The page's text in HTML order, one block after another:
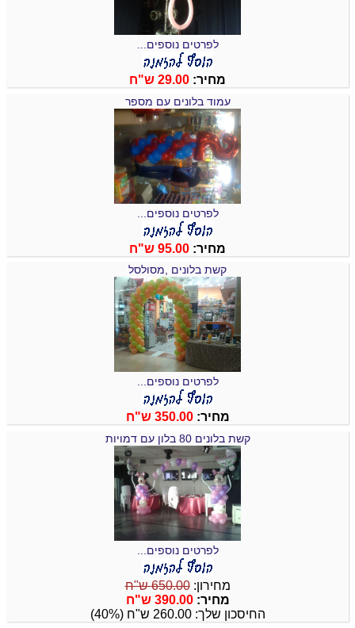
לפרטים נוספים...
מחיר: 29.00 ש"ח
עמוד בלונים עם מספר
לפרטים נוספים...
מחיר: 95.00 ש"ח
קשת בלונים ,מסולסל
לפרטים נוספים...
מחיר:350.00 ש"ח
קשת בלונים 80 בלון עם דמויות
לפרטים נוספים...
מחירון:650.00 ש"ח
מחיר:390.00 ש"ח
החיסכון שלך: 260.00 ש"ח (40%)